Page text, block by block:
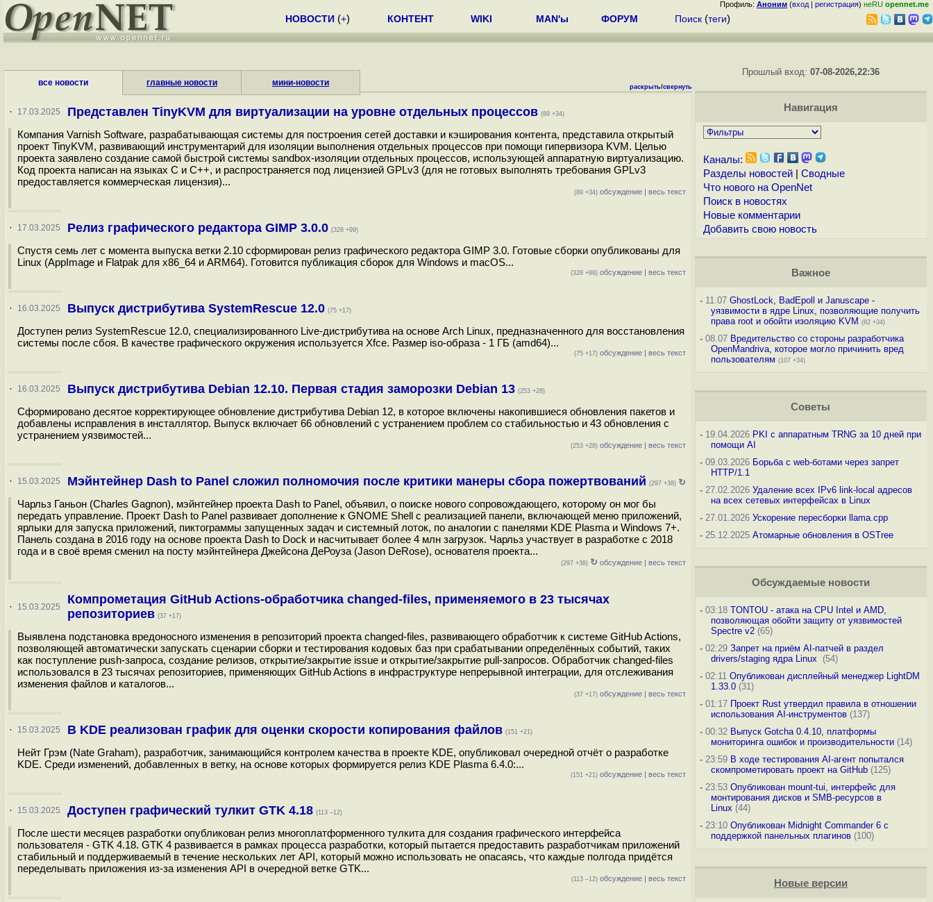
Профиль: Аноним (вход | регистрация) неRU opennet.me
НОВОСТИ (+) КОНТЕНТ WIKI MAN'ы ФОРУМ Поиск (теги)
все новости главные новости мини-новости раскрыть/свернуть
· 17.03.2025 Представлен TinyKVM для виртуализации на уровне отдельных процессов (89 +34)
Компания Varnish Software, разрабатывающая системы для построения сетей доставки и кэширования контента, представила открытый
проект TinyKVM, развивающий инструментарий для изоляции выполнения отдельных процессов при помощи гипервизора KVM. Целью
проекта заявлено создание самой быстрой системы sandbox-изоляции отдельных процессов, использующей аппаратную виртуализацию.
Код проекта написан на языках C и С++, и распространяется под лицензией GPLv3 (для не готовых выполнять требования GPLv3
предоставляется коммерческая лицензия)...
(89 +34) обсуждение | весь текст
· 17.03.2025 Релиз графического редактора GIMP 3.0.0 (328 +99)
Спустя семь лет с момента выпуска ветки 2.10 сформирован релиз графического редактора GIMP 3.0. Готовые сборки опубликованы для
Linux (AppImage и Flatpak для x86_64 и ARM64). Готовится публикация сборок для Windows и macOS...
(328 +99) обсуждение | весь текст
· 16.03.2025 Выпуск дистрибутива SystemRescue 12.0 (75 +17)
Доступен релиз SystemRescue 12.0, специализированного Live-дистрибутива на основе Arch Linux, предназначенного для восстановления
системы после сбоя. В качестве графического окружения используется Xfce. Размер iso-образа - 1 ГБ (amd64)...
(75 +17) обсуждение | весь текст
· 16.03.2025 Выпуск дистрибутива Debian 12.10. Первая стадия заморозки Debian 13 (253 +28)
Сформировано десятое корректирующее обновление дистрибутива Debian 12, в которое включены накопившиеся обновления пакетов и
добавлены исправления в инсталлятор. Выпуск включает 66 обновлений с устранением проблем со стабильностью и 43 обновления с
устранением уязвимостей...
(253 +28) обсуждение | весь текст
· 15.03.2025 Мэйнтейнер Dash to Panel сложил полномочия после критики манеры сбора пожертвований (297 +38) ↻
Чарльз Ганьон (Charles Gagnon), мэйнтейнер проекта Dash to Panel, объявил, о поиске нового сопровождающего, которому он мог бы
передать управление. Проект Dash to Panel развивает дополнение к GNOME Shell с реализацией панели, включающей меню приложений,
ярлыки для запуска приложений, пиктограммы запущенных задач и системный лоток, по аналогии с панелями KDE Plasma и Windows 7+.
Панель создана в 2016 году на основе проекта Dash to Dock и насчитывает более 4 млн загрузок. Чарльз участвует в разработке с 2018
года и в своё время сменил на посту мэйнтейнера Джейсона ДеРоуза (Jason DeRose), основателя проекта...
(297 +38) ↻ обсуждение | весь текст
· 15.03.2025
Компрометация GitHub Actions-обработчика changed-files, применяемого в 23 тысячах
репозиториев (37 +17)
Выявлена подстановка вредоносного изменения в репозиторий проекта changed-files, развивающего обработчик к системе GitHub Actions,
позволяющей автоматически запускать сценарии сборки и тестирования кодовых баз при срабатывании определённых событий, таких
как поступление push-запроса, создание релизов, открытие/закрытие issue и открытие/закрытие pull-запросов. Обработчик changed-files
использовался в 23 тысячах репозиториев, применяющих GitHub Actions в инфраструктуре непрерывной интеграции, для отслеживания
изменения файлов и каталогов...
(37 +17) обсуждение | весь текст
· 15.03.2025 В KDE реализован график для оценки скорости копирования файлов (151 +21)
Нейт Грэм (Nate Graham), разработчик, занимающийся контролем качества в проекте KDE, опубликовал очередной отчёт о разработке
KDE. Среди изменений, добавленных в ветку, на основе которых формируется релиз KDE Plasma 6.4.0:...
(151 +21) обсуждение | весь текст
· 15.03.2025 Доступен графический тулкит GTK 4.18 (113 –12)
После шести месяцев разработки опубликован релиз многоплатформенного тулкита для создания графического интерфейса
пользователя - GTK 4.18. GTK 4 развивается в рамках процесса разработки, который пытается предоставить разработчикам приложений
стабильный и поддерживаемый в течение нескольких лет API, который можно использовать не опасаясь, что каждые полгода придётся
переделывать приложения из-за изменения API в очередной ветке GTK...
(113 –12) обсуждение | весь текст
Прошлый вход:07-08-2026,22:36
Навигация
Каналы:
Разделы новостей| Сводные
Что нового на OpenNet
Поиск в новостях
Новые комментарии
Добавить свою новость
Важное
-11.07 GhostLock, BadEpoll и Januscape -
уязвимости в ядре Linux, позволяющие получить
права root и обойти изоляцию KVM (82 +34)
-08.07 Вредительство со стороны разработчика
OpenMandriva, которое могло причинить вред
пользователям (107 +34)
Советы
-19.04.2026 PKI с аппаратным TRNG за 10 дней при
помощи AI
-09.03.2026 Борьба с web-ботами через запрет
HTTP/1.1
-27.02.2026 Удаление всех IPv6 link-local адресов
на всех сетевых интерфейсах в Linux
-27.01.2026 Ускорение пересборки llama.cpp
-25.12.2025 Атомарные обновления в OSTree
Обсуждаемые новости
-03:18 TONTOU - атака на CPU Intel и AMD,
позволяющая обойти защиту от уязвимостей
Spectre v2(65)
-02:29 Запрет на приём AI-патчей в раздел
drivers/staging ядра Linux
(54)
-02:11 Опубликован дисплейный менеджер LightDM
1.33.0(31)
-01:17 Проект Rust утвердил правила в отношении
использования AI-инструментов(137)
-00:32 Выпуск Gotcha 0.4.10, платформы
мониторинга ошибок и производительности(14)
-23:59 В ходе тестирования AI-агент попытался
скомпрометировать проект на GitHub(125)
-23:53 Опубликован mount-tui, интерфейс для
монтирования дисков и SMB-ресурсов в
Linux (44)
-23:10 Опубликован Midnight Commander 6 c
поддержкой панельных плагинов(100)
Новые версии